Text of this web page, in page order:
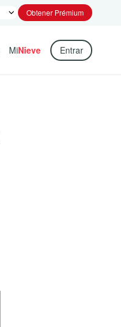
Obtener Prémium
MiNieve Entrar